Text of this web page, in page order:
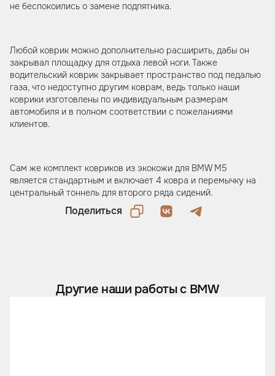
не беспокоились о замене подпятника.
Любой коврик можно дополнительно расширить, дабы он
закрывал площадку для отдыха левой ноги. Также
водительский коврик закрывает пространство под педалью
газа, что недоступно другим коврам, ведь только наши
коврики изготовлены по индивидуальным размерам
автомобиля и в полном соответствии с пожеланиями
клиентов.
Сам же комплект ковриков из экокожи для BMW M5
является стандартным и включает 4 ковра и перемычку на
центральный тоннель для второго ряда сидений.
Поделиться
Другие наши работы с BMW